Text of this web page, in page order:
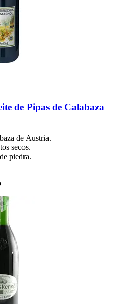
de Pipas de Calabaza
de Austria.
secos.
piedra.